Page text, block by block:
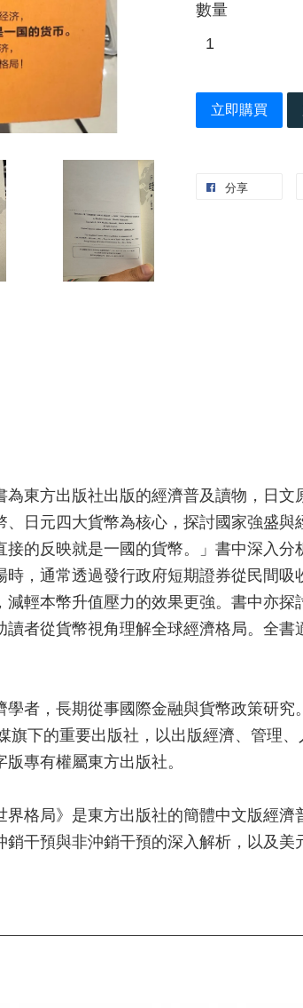
數量
立即購買
分享
東方出版社出版的經濟普及讀物，日
、日元四大貨幣為核心，探討國家強盛
的反映就是一國的貨幣。」書中深入
，通常透過發行政府短期證券從民間
輕本幣升值壓力的效果更強。書中亦
讀者從貨幣視角理解全球經濟格局。全
者，長期從事國際金融與貨幣政策研
旗下的重要出版社，以出版經濟、管理
專有權屬東方出版社。
格局》是東方出版社的簡體中文版經
干預與非沖銷干預的深入解析，以及